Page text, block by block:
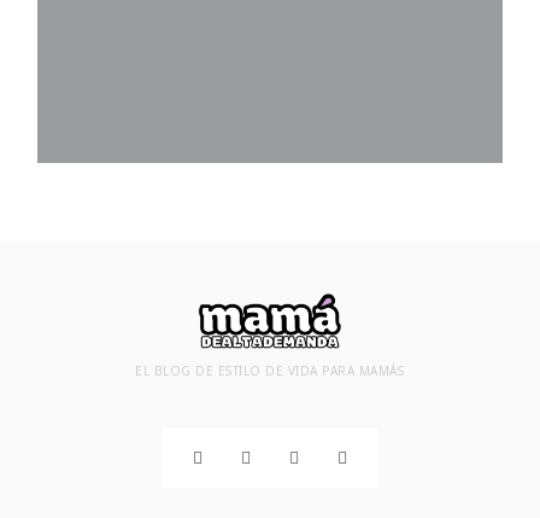
EL BLOG DE ESTILO DE VIDA PARA MAMÁS